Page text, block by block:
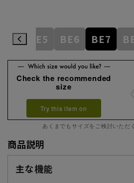
BE5 BE6 BE7
Check the recommended
size
Try this item on
あくまでもサイズをご検討いただ
商品説明
主な機能